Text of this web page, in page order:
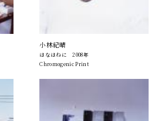
小林紀晴
はなはねに 2008年
Chromogenic Print